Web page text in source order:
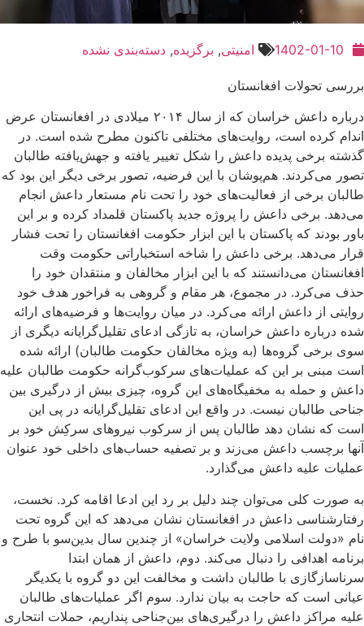
1402-01-10 امنیتی, برگزیده, دسته‌بندی نشده
بررسی تحولات افغانستان
درباره داعش خراسان که از سال ۲۰۱۴ میلادی در افغانستان عرض
اندام کرده است، روایت‌های مختلفی تاکنون مطرح شده است. در
گذشته برخی پدیده داعش را شکل‌ تغییر یافته و جهش‌یافته طالبان
تصور ‌می‌کردند. هم‌پوشان با این فرضیه، تصور برخی دیگر این بود که
طالبان برخی از فعالیت‌های خود را تحت نام مستعار داعش انجام
می‌دهد. برخی داعش را پروژه جدید پاکستان قلمداد کرده و بر این
باور بودند که پاکستان با این ابزار حکومت افغانستان را تحت فشار
قرار می‌دهد. برخی داعش را شاخه استخباراتی حکومت وقت
افغانستان می‌دانستند که با این ابزار مخالفان و منتقدان خود را
حذف می‌کرد. در مجموع، هر مقام و گروهی به فراخور هدف خود
روایتی از داعش ارائه می‌کرد. در میان روایت‌ها و فرضیه‌های ارائه
شده درباره داعش خراسان، به تازگی ادعای تقلیل‌گرایانه دیگری از
سوی برخی گروه‌ها (به ویژه مخالفان حکومت طالبان) ارائه شده
است مبنی بر این که عملیات‌های سرکوب‌گرانه حکومت طالبان علیه
داعش و حمله به مخفیگاه‌های این گروه، چیزی بیش از درگیری‌ بین
جناحی طالبان نیست. در واقع این ادعای تقلیل‌گرایانه در پی این
است که نشان دهد طالبان پس از سرکوب نیروهای سرکِش خود بر
آنها برچسب داعش می‌زند و بر تصفیه‌‌ حساب‌های داخلی خود عنوان
عملیات علیه داعش می‌گذارد.
به صورت کلی می‌توان چند دلیل بر رد این ادعا اقامه کرد. نخست،
رفتارشناسی داعش در افغانستان نشان می‌دهد که این گروه تحت
نام «دولت اسلامی ولایت خراسان» از چندین سال بدین‌سو با طرح و
برنامه اهدافی را دنبال می‌کند. دوم، داعش از همان ابتدا
سرناسازگازی با طالبان داشت و مخالفت این دو گروه با یکدیگر
عیانی است که حاجت به بیان ندارد. سوم اگر عملیات‌های طالبان
علیه مراکز داعش را درگیری‌های بین‌جناحی پنداریم، حملات انتحاری